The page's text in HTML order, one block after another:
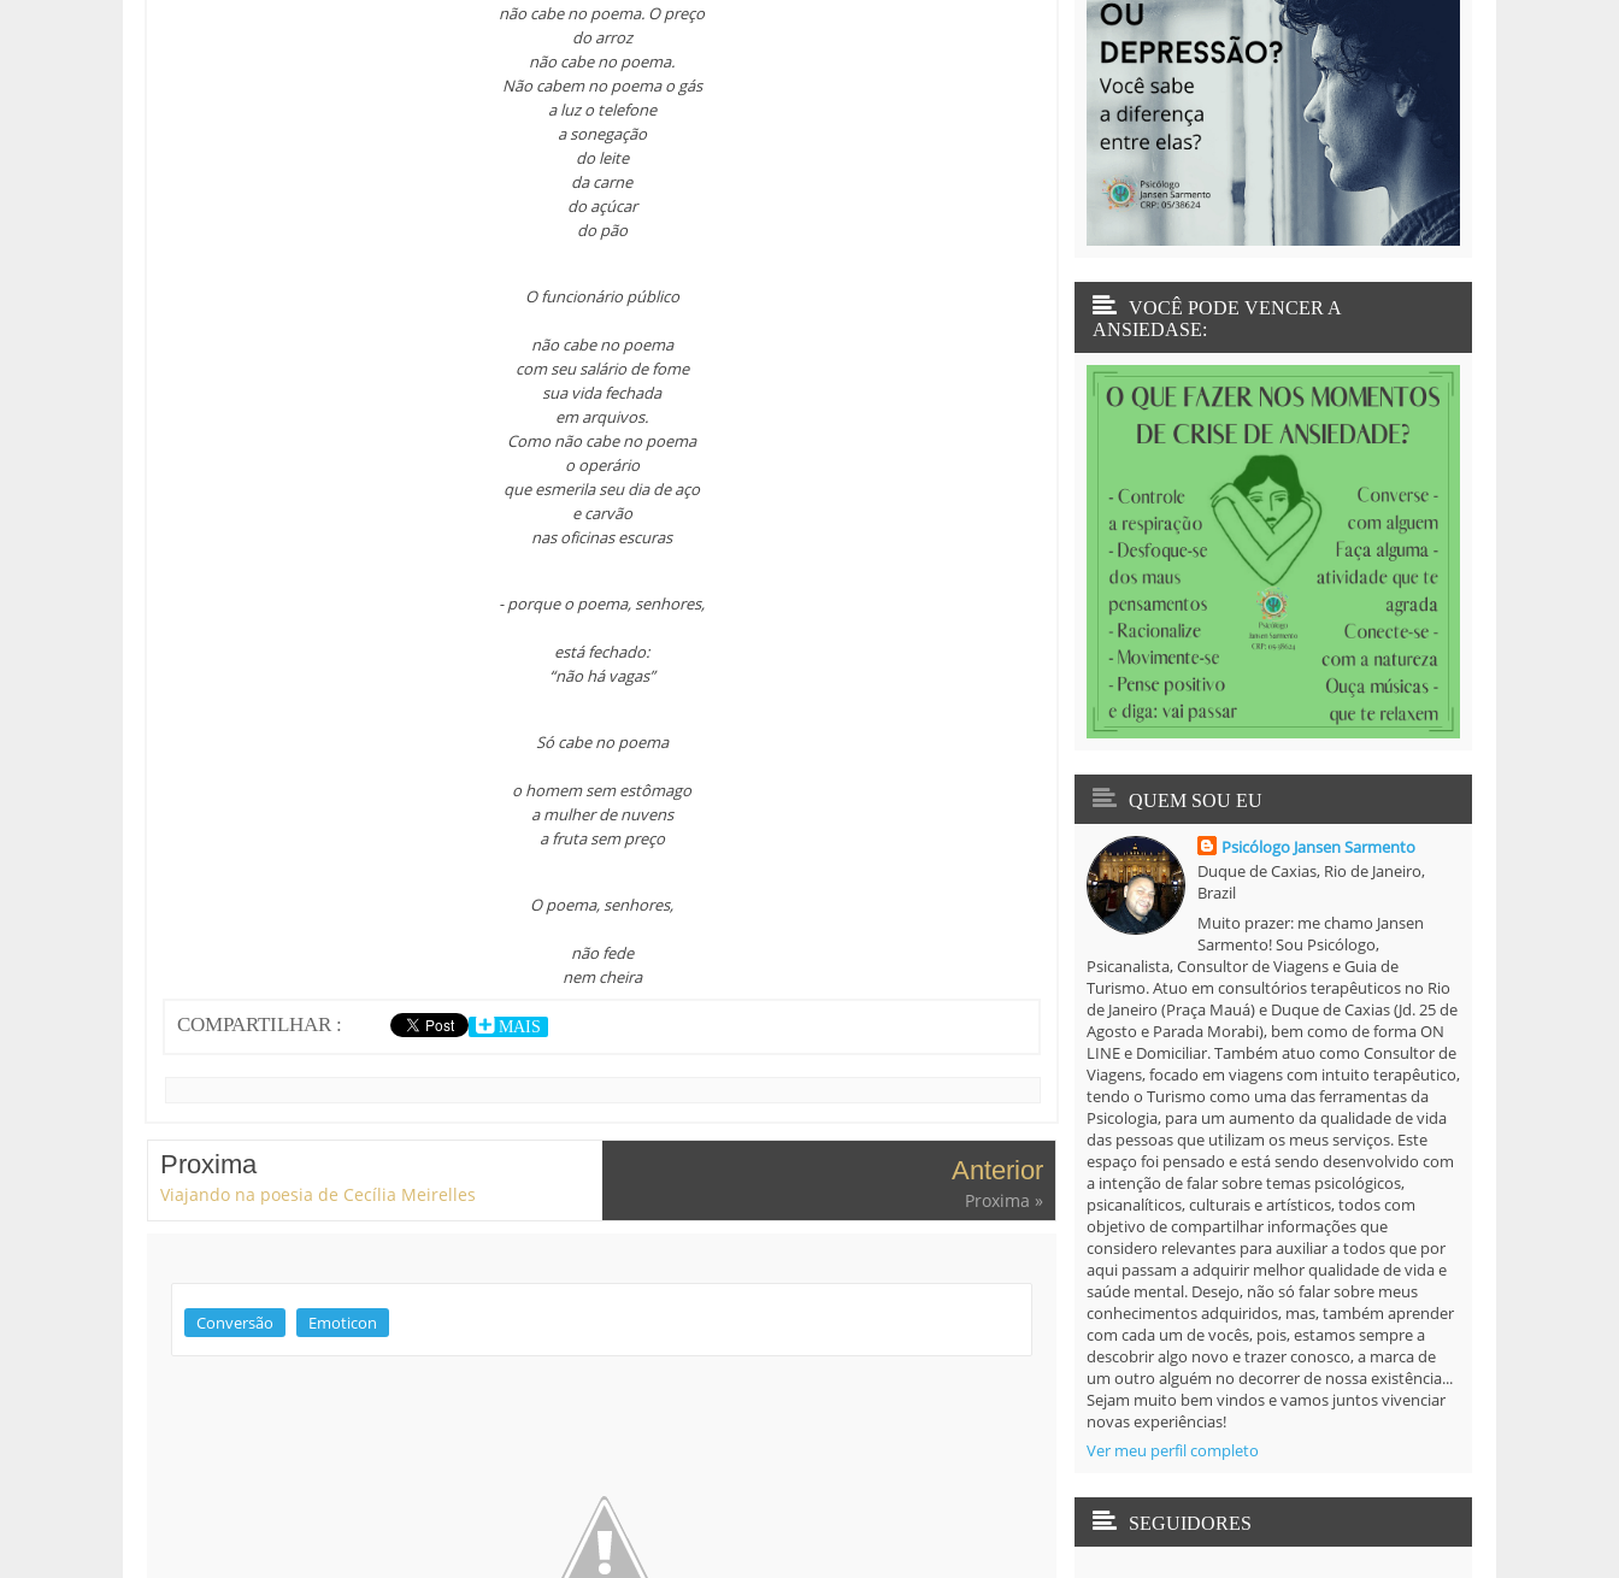
não cabe no poema. O preço
do arroz
não cabe no poema.
Não cabem no poema o gás
a luz o telefone
a sonegação
do leite
da carne
do açúcar
do pão
O funcionário público
não cabe no poema
com seu salário de fome
sua vida fechada
em arquivos.
Como não cabe no poema
o operário
que esmerila seu dia de aço
e carvão
nas oficinas escuras
- porque o poema, senhores,
está fechado:
“não há vagas”
Só cabe no poema
o homem sem estômago
a mulher de nuvens
a fruta sem preço
O poema, senhores,
não fede
nem cheira
COMPARTILHAR : MAIS
Proxima
Viajando na poesia de Cecília Meirelles
Anterior
Proxima »
Conversão Emoticon
VOCÊ PODE VENCER A
ANSIEDASE:
QUEM SOU EU
Psicólogo Jansen Sarmento
Duque de Caxias, Rio de Janeiro,
Brazil
Muito prazer: me chamo Jansen
Sarmento! Sou Psicólogo,
Psicanalista, Consultor de Viagens e Guia de
Turismo. Atuo em consultórios terapêuticos no Rio
de Janeiro (Praça Mauá) e Duque de Caxias (Jd. 25 de
Agosto e Parada Morabi), bem como de forma ON
LINE e Domiciliar. Também atuo como Consultor de
Viagens, focado em viagens com intuito terapêutico,
tendo o Turismo como uma das ferramentas da
Psicologia, para um aumento da qualidade de vida
das pessoas que utilizam os meus serviços. Este
espaço foi pensado e está sendo desenvolvido com
a intenção de falar sobre temas psicológicos,
psicanalíticos, culturais e artísticos, todos com
objetivo de compartilhar informações que
considero relevantes para auxiliar a todos que por
aqui passam a adquirir melhor qualidade de vida e
saúde mental. Desejo, não só falar sobre meus
conhecimentos adquiridos, mas, também aprender
com cada um de vocês, pois, estamos sempre a
descobrir algo novo e trazer conosco, a marca de
um outro alguém no decorrer de nossa existência...
Sejam muito bem vindos e vamos juntos vivenciar
novas experiências!
Ver meu perfil completo
SEGUIDORES